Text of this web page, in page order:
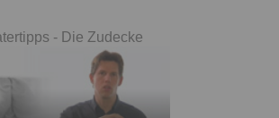
- Die Zudecke